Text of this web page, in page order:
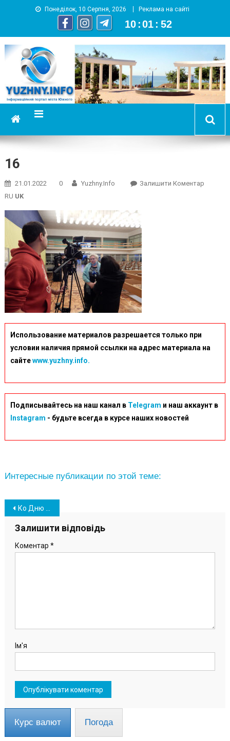
Понеділок, 10 Серпня, 2026 Реклама на сайті
10 :01 : 53
YUZHNY.INFO
информационный портал города Южный
16
21.01.2022 0 Yuzhny.info Залишити КоментарOn
RU UK
Использование материалов разрешается только при
условии наличия прямой ссылки на адрес материала на
сайтеwww.yuzhny.info.
Подписывайтесь на наш канал в Telegram и наш аккаунт в
Instagram - будьте всегда в курсе наших новостей
Интересные публикации по этой теме:
Навігація
записів
Ко Дню Соборности Украины в Южном состоялось праздничное мероприятие (фото)
Залишити відповідь
Коментар *
Ім'я
Курс валют Погода